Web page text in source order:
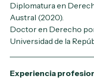
Diplomatura en
Austral (2020).
Doctor en Derecho
Universidad de la
Experiencia